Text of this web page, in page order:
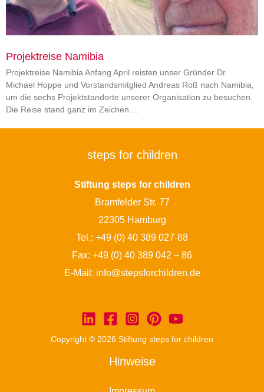
Projektreise Namibia
Projektreise Namibia Anfang April reisten unser Gründer Dr.
Michael Hoppe und Vorstandsmitglied Andreas Roß nach Namibia,
um die sechs Projektstandorte unserer Organisation zu besuchen.
Die Reise stand ganz im Zeichen
steps for children
Stiftung steps for children
Bramfelder Str. 77
22305 Hamburg
Tel.: +49 (0) 40 389 027-88
Fax: +49 (0) 40 389 042 – 86
E-Mail: info@stepsforchildren.de
Copyright © 2026 Stiftung steps for children
Hinweise